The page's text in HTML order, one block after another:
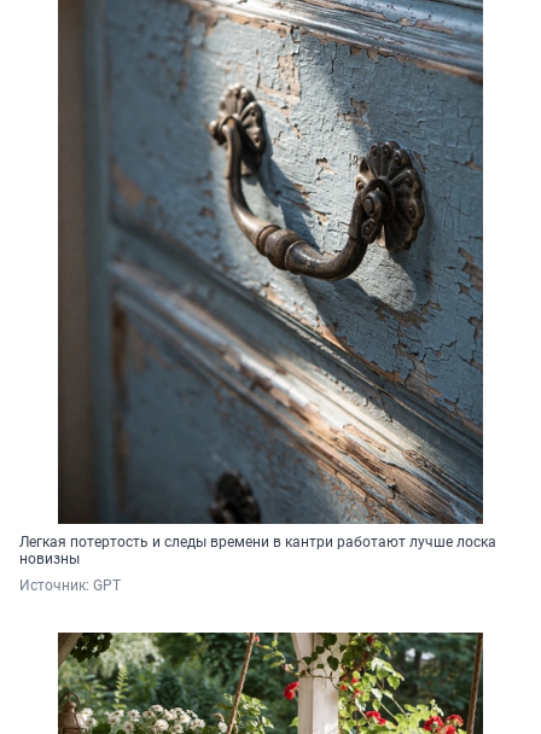
Легкая потертость и следы времени в кантри работают лучше лоска
новизны
Источник: GPT